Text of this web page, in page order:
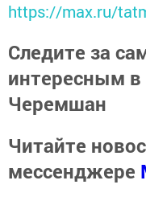
https://max.ru/
Следите за
интересным в
Черемшан
Читайте
мессенджере